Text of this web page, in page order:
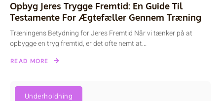
Opbyg Jeres Trygge Fremtid: En Guide Til
Testamente For Ægtefæller Gennem Træning
Træningens Betydning for Jeres Fremtid Når vi tænker på at
opbygge en tryg fremtid, er det ofte nemt at...
READ MORE
Underholdning